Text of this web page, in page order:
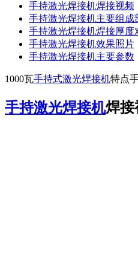
手持激光焊接机焊接视频
手持激光焊接机主要组成
手持激光焊接机焊接厚度
手持激光焊接机效果照片
手持激光焊接机主要参数
1000瓦手持式激光焊接机特点
手持激光焊接机焊接